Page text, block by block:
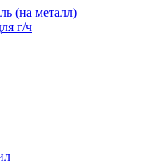
(на металл)
г/ч